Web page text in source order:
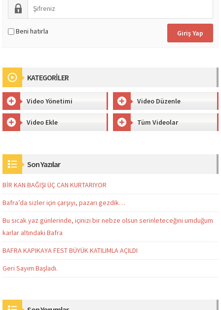
Beni hatırla
KATEGORİLER
Video Yönetimi Video Düzenle
Video Ekle Tüm Videolar
Son Yazılar
BİR KAN BAĞIŞI ÜÇ CAN KURTARIYOR
Bafra’da sizler için çarşıyı, pazarı gezdik…
Bu sıcak yaz günlerinde, içinizi bir nebze olsun serinleteceğini umduğum
karlar altındaki Bafra
BAFRA KAPIKAYA FEST BÜYÜK KATILIMLA AÇILDI
Geri Sayım Başladı.